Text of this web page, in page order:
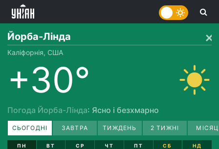
Йорба-Лінда
Каліфорнія, США
+30°
Погода Йорба-Лінда: Ясно і безхмарно
СЬОГОДНІ ЗАВТРА ТИЖДЕНЬ 2 ТИЖНІ
ПН
ВТ
СР
ЧТ
ПТ
СБ
НД